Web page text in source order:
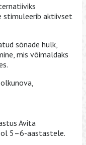
stimuleerib aktiivset
sõnade hulk,
mis võimaldaks
Avita
5–6-aastastele.